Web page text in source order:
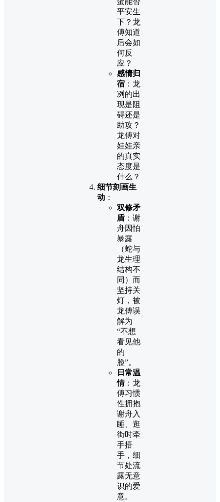
平安生
下？龙
傅知道
后会如
何反
应？
感情归
宿 ：龙
冽的出
现是阻
碍还是
助攻？
龙傅对
娃娃亲
的真实
态度是
什么？
细节刻画生
动 ：
双修矛
盾 ：谢
舟因怕
暴露
（蛇与
龙生理
结构不
同）而
坚持关
灯，被
龙傅误
解为
“不想
看见他
的
脸”。
日常温
情：龙
傅习惯
性拥抱
谢舟入
睡、逛
街时牵
手捂
手，细
节处流
露无意
识的爱
意。